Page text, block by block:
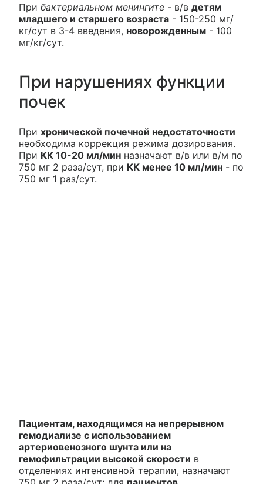
При бактериальном менингите - в/в детям
младшего и старшего возраста - 150-250 мг/
кг/сут в 3-4 введения, новорожденным - 100
мг/кг/сут.
При нарушениях функции
почек
При хронической почечной недостаточности
необходима коррекция режима дозирования.
При КК 10-20 мл/мин назначают в/в или в/м по
750 мг 2 раза/сут, при КК менее 10 мл/мин - по
750 мг 1 раз/сут.
Пациентам, находящимся на непрерывном
гемодиализе с использованием
артериовенозного шунта или на
гемофильтрации высокой скорости в
отделениях интенсивной терапии, назначают